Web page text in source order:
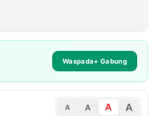
Waspada+ Gabung
A A A A